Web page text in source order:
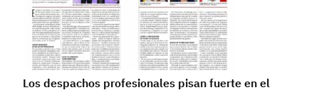
Los despachos profesionales pisan fuerte en el